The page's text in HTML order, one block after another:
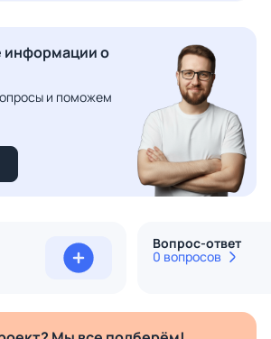
о
и поможем
Вопрос-ответ
0 вопросов